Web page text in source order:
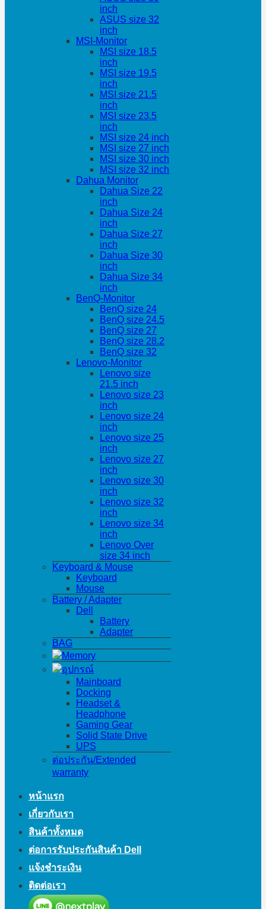
inch
ASUS size 32
inch
MSI-Monitor
MSI size 18.5
inch
MSI size 19.5
inch
MSI size 21.5
inch
MSI size 23.5
inch
MSI size 24 inch
MSI size 27 inch
MSI size 30 inch
MSI size 32 inch
Dahua Monitor
Dahua Size 22
inch
Dahua Size 24
inch
Dahua Size 27
inch
Dahua Size 30
inch
Dahua Size 34
inch
BenQ-Monitor
BenQ size 24
BenQ size 24.5
BenQ size 27
BenQ size 28.2
BenQ size 32
Lenovo-Monitor
Lenovo size
21.5 inch
Lenovo size 23
inch
Lenovo size 24
inch
Lenovo size 25
inch
Lenovo size 27
inch
Lenovo size 30
inch
Lenovo size 32
inch
Lenovo size 34
inch
Lenovo Over
size 34 inch
Keyboard & Mouse
Keyboard
Mouse
Battery / Adapter
Dell
Battery
Adapter
BAG
Memory
อุปกรณ์
Mainboard
Docking
Headset &
Headphone
Gaming Gear
Solid State Drive
UPS
ต่อประกัน/Extended
warranty
หน้าแรก
เกี่ยวกับเรา
สินค้าทั้งหมด
ต่อการรับประกันสินค้า Dell
แจ้งชำระเงิน
ติดต่อเรา